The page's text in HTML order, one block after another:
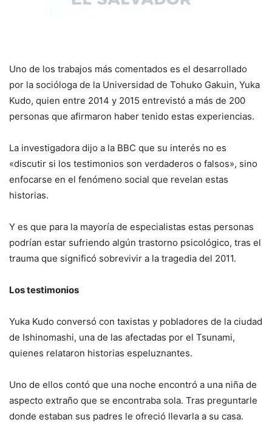
Uno de los trabajos más comentados es el desarrollado
por la socióloga de la Universidad de Tohuko Gakuin, Yuka
Kudo, quien entre 2014 y 2015 entrevistó a más de 200
personas que afirmaron haber tenido estas experiencias.
La investigadora dijo a la BBC que su interés no es
«discutir si los testimonios son verdaderos o falsos», sino
enfocarse en el fenómeno social que revelan estas
historias.
Y es que para la mayoría de especialistas estas personas
podrían estar sufriendo algún trastorno psicológico, tras el
trauma que significó sobrevivir a la tragedia del 2011.
Los testimonios
Yuka Kudo conversó con taxistas y pobladores de la ciudad
de Ishinomashi, una de las afectadas por el Tsunami,
quienes relataron historias espeluznantes.
Uno de ellos contó que una noche encontró a una niña de
aspecto extraño que se encontraba sola. Tras preguntarle
donde estaban sus padres le ofreció llevarla a su casa.